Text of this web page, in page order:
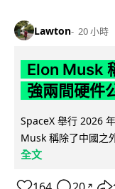
Lawton 20 小時
Elon Musk
強兩間硬件
SpaceX 舉行 2026
Musk 稱除了中國之
全文
↗